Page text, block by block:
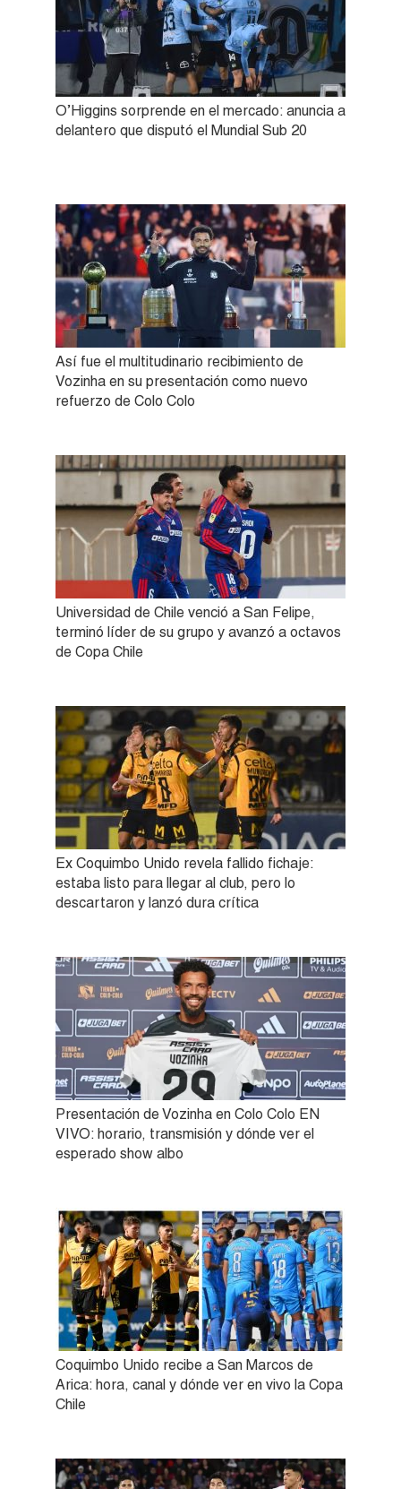
O’Higgins sorprende en el mercado: anuncia a
delantero que disputó el Mundial Sub 20
Así fue el multitudinario recibimiento de
Vozinha en su presentación como nuevo
refuerzo de Colo Colo
Universidad de Chile venció a San Felipe,
terminó líder de su grupo y avanzó a octavos
de Copa Chile
Ex Coquimbo Unido revela fallido fichaje:
estaba listo para llegar al club, pero lo
descartaron y lanzó dura crítica
Presentación de Vozinha en Colo Colo EN
VIVO: horario, transmisión y dónde ver el
esperado show albo
Coquimbo Unido recibe a San Marcos de
Arica: hora, canal y dónde ver en vivo la Copa
Chile